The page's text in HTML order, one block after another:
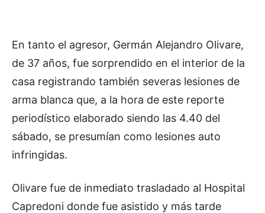
En tanto el agresor, Germán Alejandro Olivare,
de 37 años, fue sorprendido en el interior de la
casa registrando también severas lesiones de
arma blanca que, a la hora de este reporte
periodístico elaborado siendo las 4.40 del
sábado, se presumían como lesiones auto
infringidas.
Olivare fue de inmediato trasladado al Hospital
Capredoni donde fue asistido y más tarde